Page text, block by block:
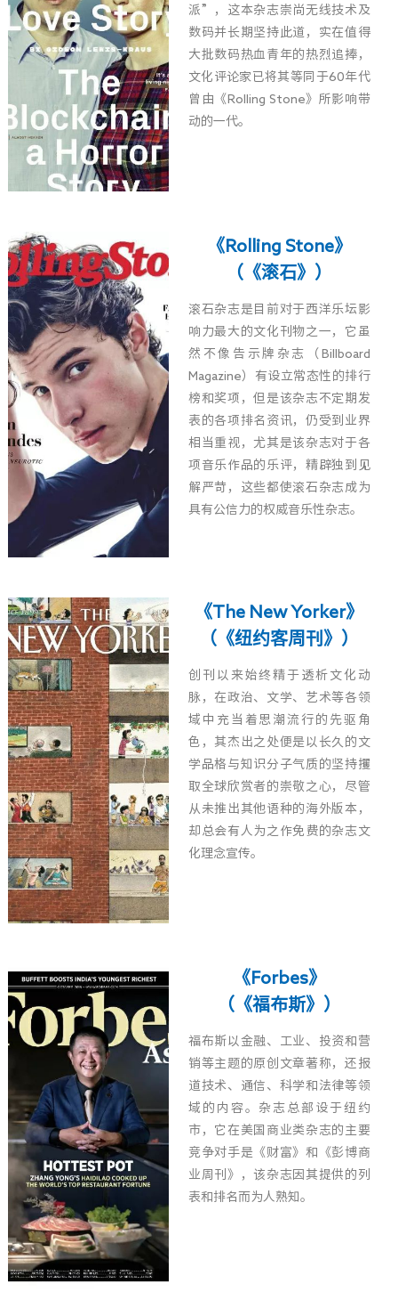
派”，这本杂志崇尚无线技术及
数码并长期坚持此道，实在值得
大批数码热血青年的热烈追捧，
文化评论家已将其等同于60年代
曾由《Rolling Stone》所影响带
动的一代。
《Rolling Stone》
（《滚石》）
滚石杂志是目前对于西洋乐坛影
响力最大的文化刊物之一，它虽
然不像告示牌杂志（Billboard
Magazine）有设立常态性的排行
榜和奖项，但是该杂志不定期发
表的各项排名资讯，仍受到业界
相当重视，尤其是该杂志对于各
项音乐作品的乐评，精辟独到见
解严苛，这些都使滚石杂志成为
具有公信力的权威音乐性杂志。
《The New Yorker》
（《纽约客周刊》）
创刊以来始终精于透析文化动
脉，在政治、文学、艺术等各领
域中充当着思潮流行的先驱角
色，其杰出之处便是以长久的文
学品格与知识分子气质的坚持攫
取全球欣赏者的崇敬之心，尽管
从未推出其他语种的海外版本，
却总会有人为之作免费的杂志文
化理念宣传。
《Forbes》
（《福布斯》）
福布斯以金融、工业、投资和营
销等主题的原创文章著称，还报
道技术、通信、科学和法律等领
域的内容。杂志总部设于纽约
市，它在美国商业类杂志的主要
竞争对手是《财富》和《彭博商
业周刊》，该杂志因其提供的列
表和排名而为人熟知。